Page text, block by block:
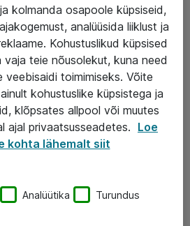
kolmanda osapoole küpsiseid,
analüüsida liiklust ja
Kohustuslikud küpsised
teie nõusolekut, kuna need
veebisaidi toimimiseks. Võite
kohustuslike küpsistega ja
klõpsates allpool või muutes
ajal privaatsusseadetes. Loe
kohta lähemalt siit
Analüütika Turundus